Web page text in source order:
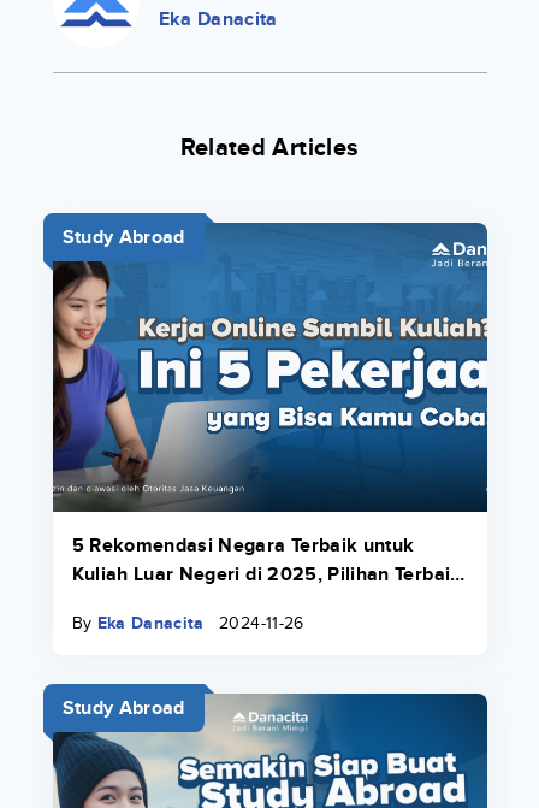
Eka Danacita
Related Articles
Study Abroad
5 Rekomendasi Negara Terbaik untuk
Kuliah Luar Negeri di 2025, Pilihan Terbaik
By Eka Danacita 2024-11-26
Study Abroad